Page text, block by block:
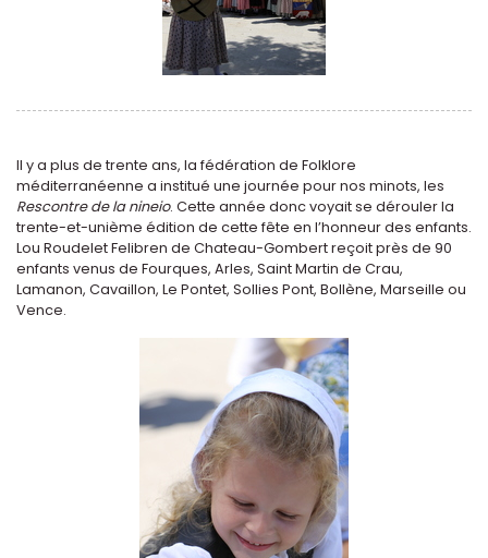
Il y a plus de trente ans, la fédération de Folklore
méditerranéenne a institué une journée pour nos minots, les
Rescontre de la nineio. Cette année donc voyait se dérouler la
trente-et-unième édition de cette fête en l’honneur des enfants.
Lou Roudelet Felibren de Chateau-Gombert reçoit près de 90
enfants venus de Fourques, Arles, Saint Martin de Crau,
Lamanon, Cavaillon, Le Pontet, Sollies Pont, Bollène, Marseille ou
Vence.